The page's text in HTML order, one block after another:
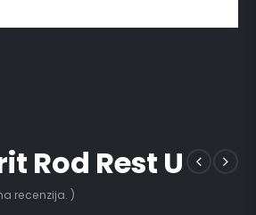
Rod Rest U
recenzija. )